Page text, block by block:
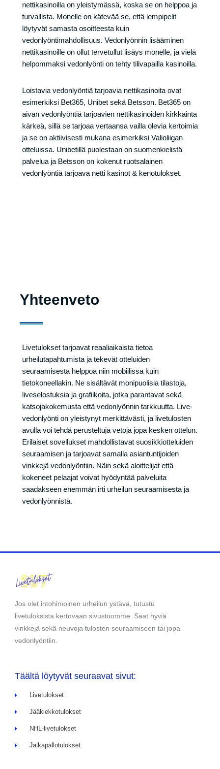
nettikasinoilla on yleistymässä, koska se on helppoa ja
turvallista. Monelle on kätevää se, että lempipelit
löytyvät samasta osoitteesta kuin
vedonlyöntimahdollisuus. Vedonlyönnin lisääminen
nettikasinoille on ollut tervetullut lisäys monelle, ja vielä
helpommaksi vedonlyönti on tehty tilivapailla kasinoilla.
Loistavia vedonlyöntiä tarjoavia nettikasinoita ovat
esimerkiksi Bet365, Unibet sekä Betsson. Bet365 on
aivan vedonlyöntiä tarjoavien nettikasinoiden kirkkainta
kärkeä, sillä se tarjoaa vertaansa vailla olevia kertoimia
ja se on aktiivisesti mukana esimerkiksi Valioliigan
otteluissa. Unibetillä puolestaan on suomenkielistä
palvelua ja Betsson on kokenut ruotsalainen
vedonlyöntiä tarjoava netti kasinot & kenotulokset.
Yhteenveto
Livetulokset tarjoavat reaaliaikaista tietoa
urheilutapahtumista ja tekevät otteluiden
seuraamisesta helppoa niin mobiilissa kuin
tietokoneellakin. Ne sisältävät monipuolisia tilastoja,
liveselostuksia ja grafiikoita, jotka parantavat sekä
katsojakokemusta että vedonlyönnin tarkkuutta. Live-
vedonlyönti on yleistynyt merkittävästi, ja livetulosten
avulla voi tehdä perusteltuja vetoja jopa kesken ottelun.
Erilaiset sovellukset mahdollistavat suosikkiotteluiden
seuraamisen ja tarjoavat samalla asiantuntijoiden
vinkkejä vedonlyöntiin. Näin sekä aloittelijat että
kokeneet pelaajat voivat hyödyntää palveluita
saadakseen enemmän irti urheilun seuraamisesta ja
vedonlyönnistä.
Jos olet intohimoinen urheilun ystävä, tutustu
livetuloksista kertovaan sivustoomme. Saat hyviä
vinkkejä sekä neuvoja tulosten seuraamiseen tai jopa
vedonlyöntiin.
Täältä löytyvät seuraavat sivut:
Livetulokset
Jääkiekkotulokset
NHL-livetulokset
Jalkapallotulokset